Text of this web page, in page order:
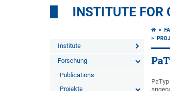
INSTITUTE FOR
Institute
Forschung
Publications
Projekte